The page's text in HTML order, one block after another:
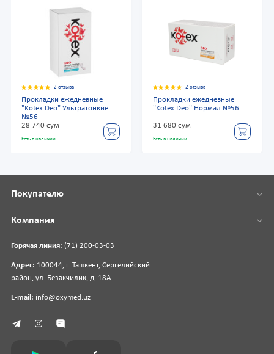
2 отзыва
Прокладки ежедневные
"Kotex Deo" Ультратонкие
№56
28 740 сум
Есть в наличии
2 отзыва
Прокладки ежедневные
"Kotex Deo" Нормал №56
31 680 сум
Есть в наличии
Горячая линия: (71) 200-03-03
Адрес: 100044, г. Ташкент, Сергелийский
район, ул. Безакчилик, д. 18А
E-mail: info@oxymed.uz
Покупателю
Компания